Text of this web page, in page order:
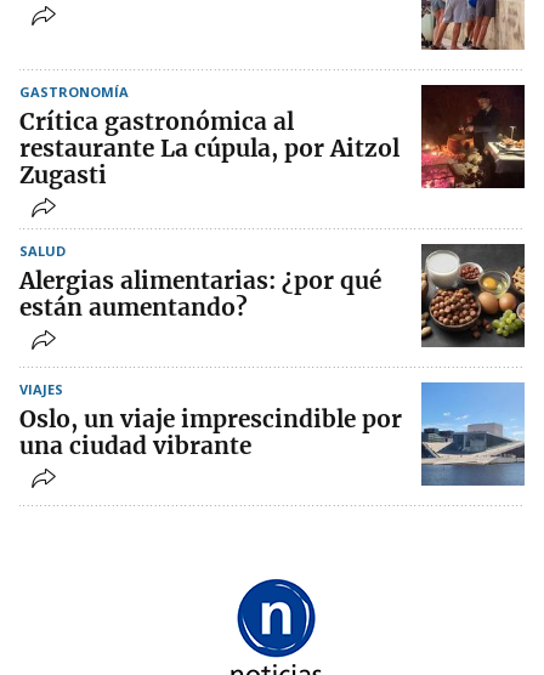
GASTRONOMÍA
Crítica gastronómica al
restaurante La cúpula, por Aitzol
Zugasti
SALUD
Alergias alimentarias: ¿por qué
están aumentando?
VIAJES
Oslo, un viaje imprescindible por
una ciudad vibrante